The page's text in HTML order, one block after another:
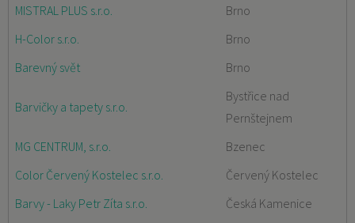
MISTRAL PLUS s.r.o.
Brno
H-Color s.r.o.
Brno
Barevný svět
Brno
Barvičky a tapety s.r.o.
Bystřice nad
Pernštejnem
MG CENTRUM, s.r.o.
Bzenec
Color Červený Kostelec s.r.o.
Červený Kostelec
Barvy - Laky Petr Zíta s.r.o.
Česká Kamenice